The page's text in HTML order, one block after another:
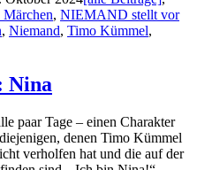
Märchen, NIEMAND stellt vor
, Niemand, Timo Kümmel,
Nina
paar Tage – einen Charakter
denen Timo Kümmel
verholfen hat und die auf der